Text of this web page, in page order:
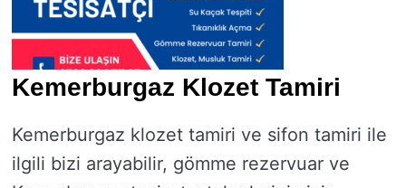
Kemerburgaz Klozet Tamiri
Kemerburgaz klozet tamiri ve sifon tamiri ile
ilgili bizi arayabilir, gömme rezervuar ve